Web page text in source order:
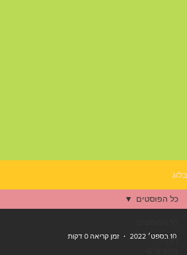
בלוג
תכנית
כל הפוסטים
10 בספט׳ 2022 זמן קריאה 0 דקות